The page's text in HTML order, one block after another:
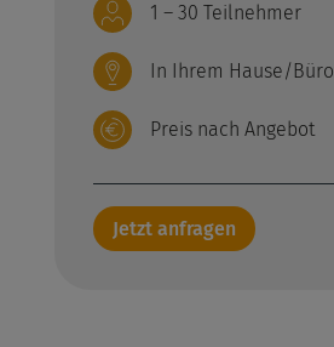
1 – 30 Teilnehmer
In Ihrem Hause/Büro
Preis nach Angebot
Jetzt anfragen